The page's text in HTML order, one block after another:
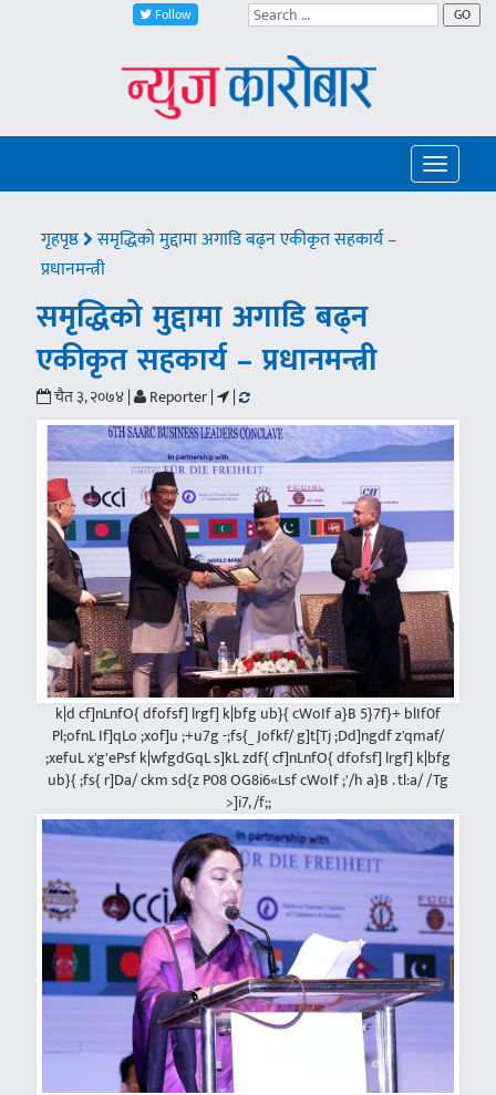
Follow GO
Toggle
गृहपृष्ठ
समृद्धिको मुद्दामा अगाडि बढ्न एकीकृत सहकार्य –
प्रधानमन्त्री
समृद्धिको मुद्दामा अगाडि बढ्न
एकीकृत सहकार्य – प्रधानमन्त्री
चैत ३, २०७४ | Reporter | |
k|d cf]nLnfO{ dfofsf] lrgf] k|bfg ub}{ cWoIf a}B 5}7f}+ blIf0f
Pl;ofnL If]qLo ;xof]u ;+u7g -;fs{_ Jofkf/ g]t[Tj ;Dd]ngdf z'qmaf/
;xefuL x'g'ePsf k|wfgdGqL s]kL zdf{ cf]nLnfO{ dfofsf] lrgf] k|bfg
ub}{ ;fs{ r]Da/ ckm sd{z P08 OG8i6«Lsf cWoIf ;'/h a}B . tl:a/ /Tg
>]i7, /f;;